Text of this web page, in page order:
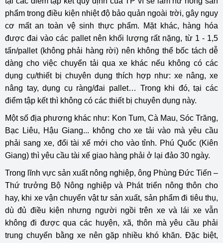
phẩm trong điều kiện nhiệt độ bảo quản ngoài trời, gây nguy
cơ mất an toàn vệ sinh thực phẩm. Mặt khác, hàng hóa
được đai vào các pallet nên khối lượng rất nặng, từ 1 - 1,5
tấn/pallet (không phải hàng rời) nên không thể bốc tách dễ
dàng cho việc chuyển tải qua xe khác nếu không có các
dụng cụ/thiết bị chuyên dụng thích hợp như: xe nâng, xe
nâng tay, dụng cụ ràng/đai pallet… Trong khi đó, tại các
điểm tập kết thì không có các thiết bị chuyên dụng này.
Một số địa phương khác như: Kon Tum, Cà Mau, Sóc Trăng,
Bạc Liêu, Hậu Giang... không cho xe tải vào mà yêu cầu
phải sang xe, đổi tài xế mới cho vào tỉnh. Phú Quốc (Kiên
Giang) thì yêu cầu tài xế giao hàng phải ở lại đảo 30 ngày.
Trong lĩnh vực sản xuất nông nghiệp, ông Phùng Đức Tiến –
Thứ trưởng Bộ Nông nghiệp và Phát triển nông thôn cho
hay, khi xe vận chuyển vật tư sản xuất, sản phẩm đi tiêu thụ,
dù đủ điều kiện nhưng người ngồi trên xe và lái xe vẫn
không đi được qua các huyện, xã, thôn mà yêu cầu phải
trung chuyển bằng xe nên gặp nhiều khó khăn. Đặc biệt,